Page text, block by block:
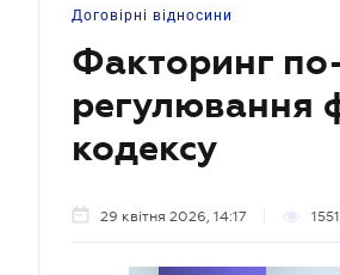
Договірні відносини
Факторинг
регулювання
кодексу
29 квітня 2026, 14:17 1551